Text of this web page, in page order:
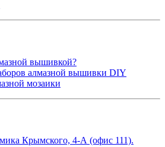
вышивкой?
алмазной вышивки DIY
мозаики
Крымского, 4-А (офис 111).